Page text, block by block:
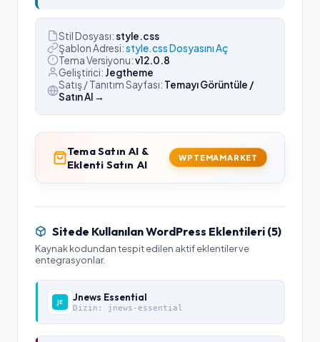
Stil Dosyası:style.css
Şablon Adresi:style.css Dosyasını Aç
Tema Versiyonu:v12.0.8
Geliştirici: Jegtheme
Satış / Tanıtım Sayfası: Temayı Görüntüle /
Satın Al →
Tema Satın Al &
Eklenti Satın Al
WPTEMAMARKET
Sitede Kullanılan WordPress Eklentileri (5)
Kaynak kodundan tespit edilen aktif eklentiler ve
entegrasyonlar.
Jnews Essential
Dizin: jnews-essential